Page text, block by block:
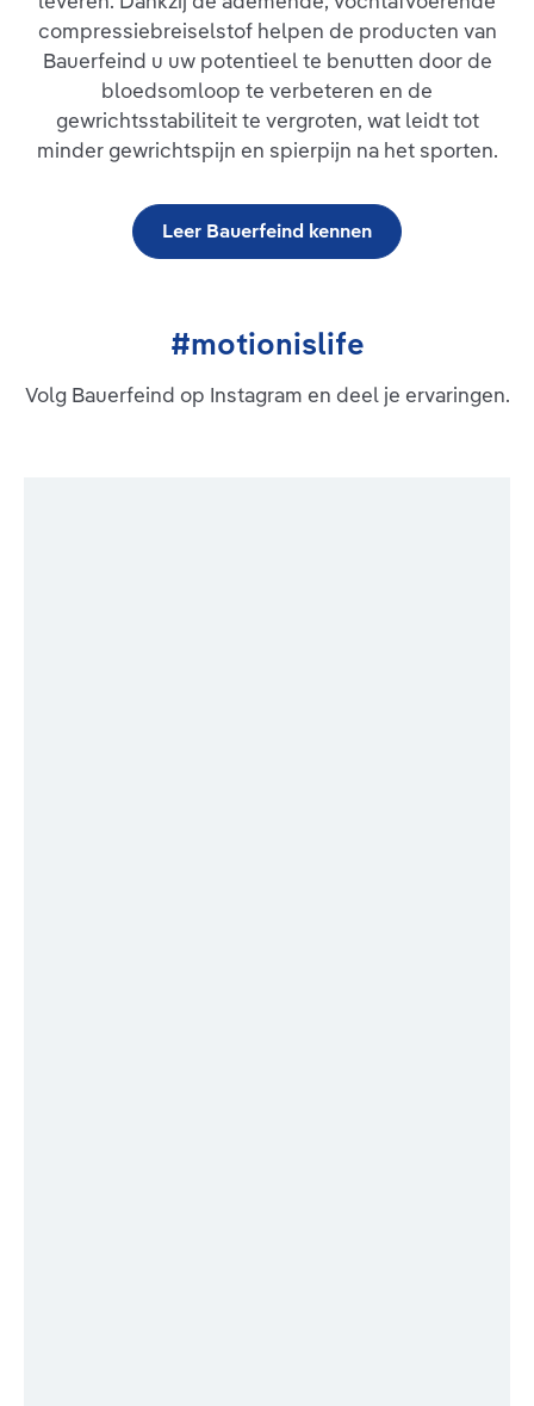
Geïntegreerde drukpunten van de pelotte werken met hun
speciaal beweeglijke massagenoppen verlichtend op
bijzonder pijnlijke zones. Aan de zijkanten van de kniebandage
zorgen twee flexibele kunststofstaven ervoor dat GenuTrain
altijd perfect zit en tijdens beweging niet verschuift. Boven en
onder maken ingewerkte grijpzones het aan- en uittrekken
makkelijker. Het anatomisch gevormde, ademende en
huidvriendelijke Train-breiwerk biedt hoog draagcomfort.
aanhechtingsligamentose, meniscopathie, chronische,
posttraumatische of postoperatieve
irritatietoestandenRecidiverende gewrichtseffusieGonartrose /
compressiebreiselstof helpen de producten van
Bauerfeind u uw potentieel te benutten door de
bloedsomloop te verbeteren en de
gewrichtsstabiliteit te vergroten, wat leidt tot
minder gewrichtspijn en spierpijn na het sporten.
Leer Bauerfeind kennen
#motionislife
Volg Bauerfeind op Instagram en deel je ervaringen.